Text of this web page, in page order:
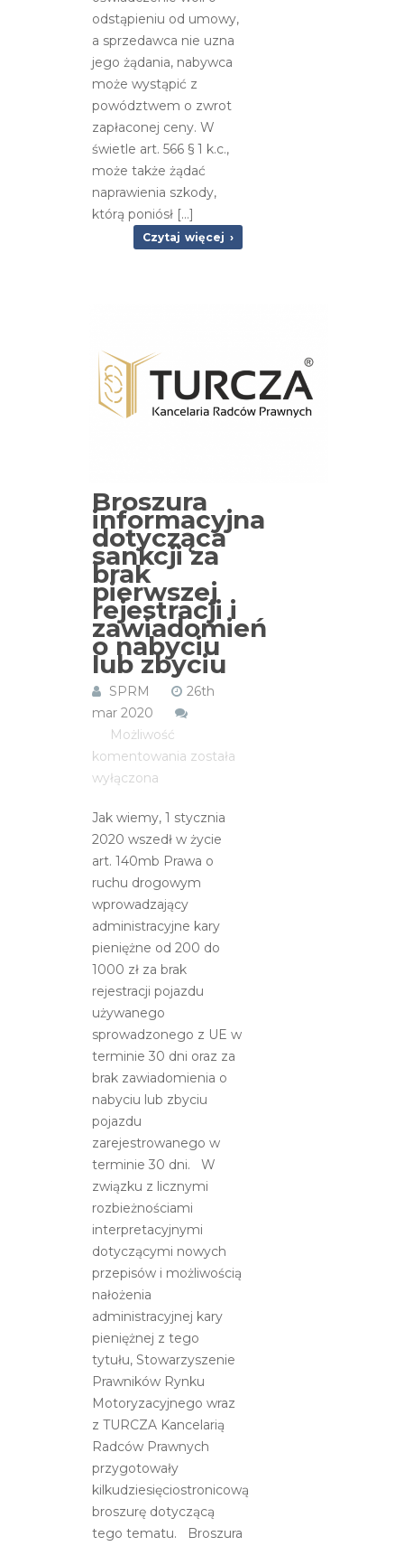
odstąpieniu od umowy,
a sprzedawca nie uzna
jego żądania, nabywca
może wystąpić z
powództwem o zwrot
zapłaconej ceny. W
świetle art. 566 § 1 k.c.,
może także żądać
naprawienia szkody,
którą poniósł […]
Czytaj więcej ›
Broszura
informacyjna
dotycząca
sankcji za
brak
pierwszej
rejestracji i
zawiadomień
o nabyciu
lub zbyciu
SPRM
26th
mar 2020
Możliwość
komentowania Broszura
sankcji
za
brak
pierwszej
zawiadomień
nabyciu
zbyciu
została
wyłączona
Jak wiemy, 1 stycznia
2020 wszedł w życie
art. 140mb Prawa o
ruchu drogowym
wprowadzający
administracyjne kary
pieniężne od 200 do
1000 zł za brak
rejestracji pojazdu
używanego
sprowadzonego z UE w
terminie 30 dni oraz za
brak zawiadomienia o
nabyciu lub zbyciu
pojazdu
zarejestrowanego w
terminie 30 dni. W
związku z licznymi
rozbieżnościami
interpretacyjnymi
dotyczącymi nowych
przepisów i możliwością
nałożenia
administracyjnej kary
pieniężnej z tego
tytułu, Stowarzyszenie
Prawników Rynku
Motoryzacyjnego wraz
z TURCZA Kancelarią
Radców Prawnych
przygotowały
kilkudziesięciostronicową
broszurę dotyczącą
tego tematu. Broszura